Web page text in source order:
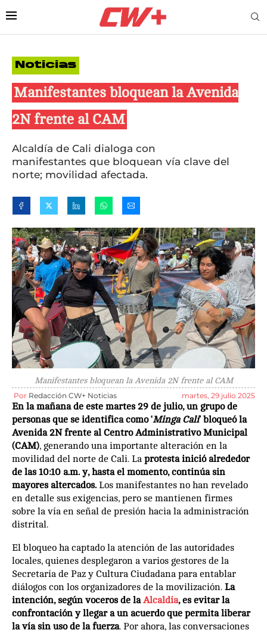
Noticias
Manifestantes bloquean la Avenida
2N frente al CAM
Alcaldía de Cali dialoga con
manifestantes que bloquean vía clave del
norte; movilidad afectada.
Manifestantes bloquean la Avenida 2N frente al CAM
Por Redacción CW+ Noticias martes, 29 julio 2025
En la mañana de este martes 29 de julio, un grupo de
personas que se identifica como ‘Minga Cali’ bloqueó la
Avenida 2N frente al Centro Administrativo Municipal
(CAM), generando una importante alteración en la
movilidad del norte de Cali. La protesta inició alrededor
de las 10:10 a.m. y, hasta el momento, continúa sin
mayores altercados. Los manifestantes no han revelado
en detalle sus exigencias, pero se mantienen firmes
sobre la vía en señal de presión hacia la administración
distrital.
El bloqueo ha captado la atención de las autoridades
locales, quienes desplegaron a varios gestores de la
Secretaría de Paz y Cultura Ciudadana para entablar
diálogos con los organizadores de la movilización. La
intención, según voceros de laAlcaldía, es evitar la
confrontación y llegar a un acuerdo que permita liberar
la vía sin uso de la fuerza. Por ahora, las conversaciones